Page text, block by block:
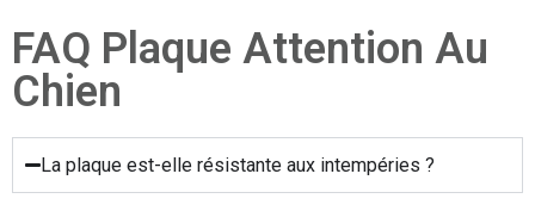
FAQ Plaque Attention Au
Chien
La plaque est-elle résistante aux intempéries ?